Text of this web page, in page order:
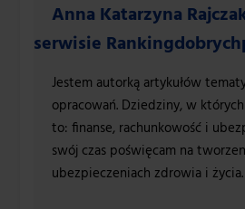
Anna Katarzyna
serwisie
Jestem autorką artykułów
opracowań. Dziedziny, w
to: finanse, rachunkowość i
swój czas poświęcam na
ubezpieczeniach zdrowia i życia.